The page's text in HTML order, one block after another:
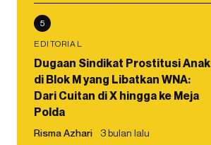
5
EDITORIAL
Dugaan Sindikat Prostitusi Anak
di Blok M yang Libatkan WNA:
Dari Cuitan di X hingga ke Meja
Polda
Risma Azhari 3 bulan lalu